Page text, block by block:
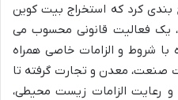
بندی کرد که استخراج بیت کوین
یک فعالیت قانونی محسوب می
با شروط و الزامات خاصی همراه
صنعت، معدن و تجارت گرفته تا
رعایت الزامات زیست محیطی،